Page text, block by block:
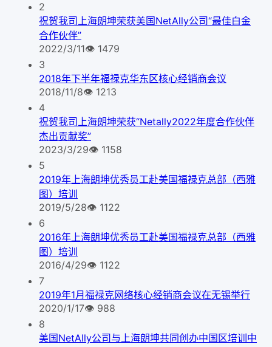
2
祝贺我司上海朗坤荣获美国NetAlly公司“最佳白金
合作伙伴”
2022/3/11👁 1479
3
2018年下半年福禄克华东区核心经销商会议
2018/11/8👁 1213
4
祝贺我司上海朗坤荣获“Netally2022年度合作伙伴
杰出贡献奖”
2023/3/29👁 1158
5
2019年上海朗坤优秀员工赴美国福禄克总部（西雅
图）培训
2019/5/28👁 1122
6
2016年上海朗坤优秀员工赴美国福禄克总部（西雅
图）培训
2016/4/29👁 1122
7
2019年1月福禄克网络核心经销商会议在无锡举行
2020/1/17👁 988
8
美国NetAlly公司与上海朗坤共同创办中国区培训中